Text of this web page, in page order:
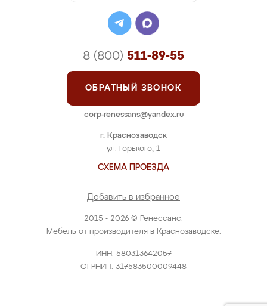
2015 - 2026 © Ренессанс.
Мебель от производителя в Краснозаводске.
ИНН: 580313642057
ОГРНИП: 317583500009448
г. Краснозаводск
ул. Горького, 1
СХЕМА ПРОЕЗДА
Добавить в избранное
8 (800) 511-89-55
ОБРАТНЫЙ ЗВОНОК
corp-renessans@yandex.ru